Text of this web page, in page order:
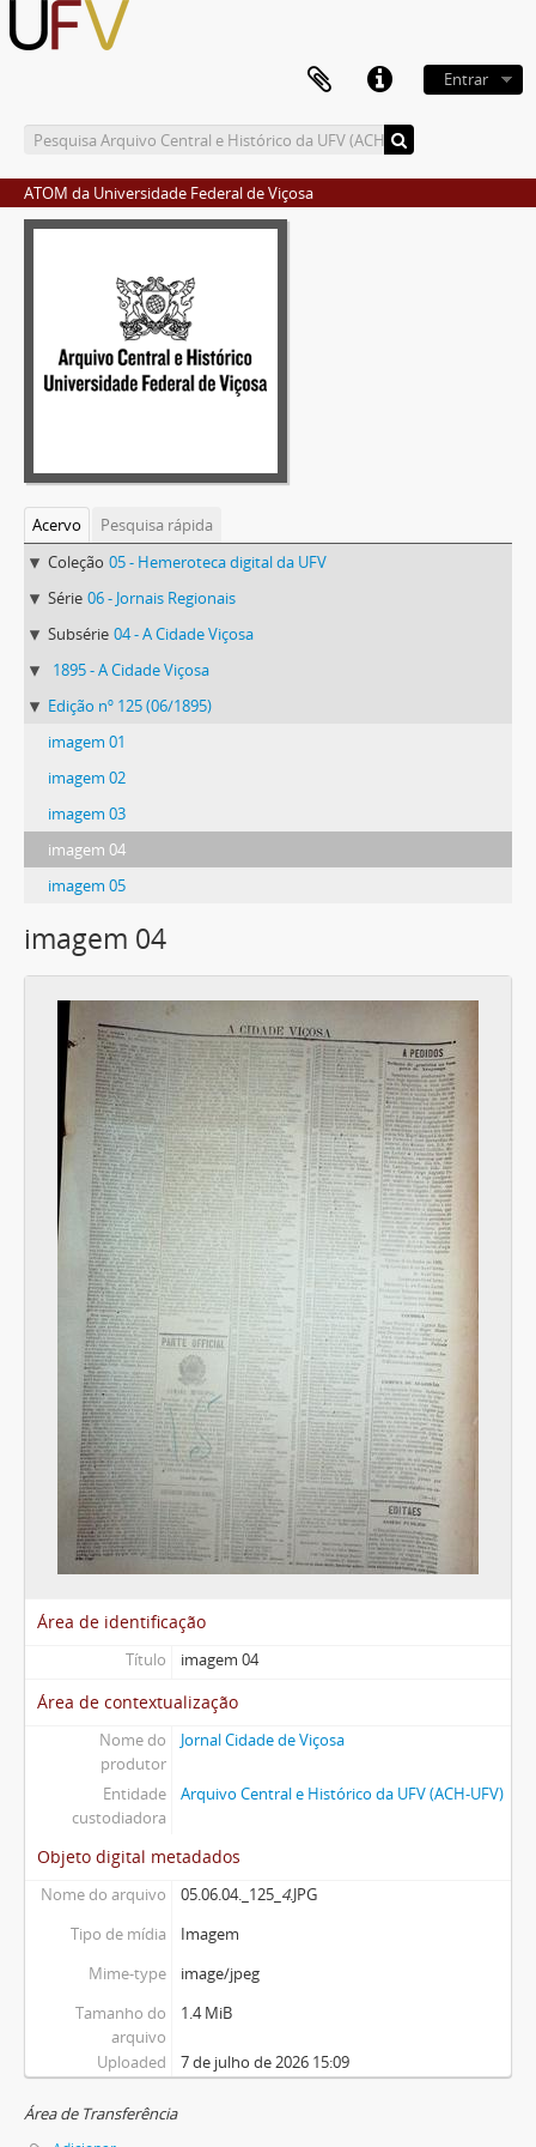
Entrar
ATOM da Universidade Federal de Viçosa
Acervo
Pesquisa rápida
Coleção 05 - Hemeroteca digital da UFV
Série 06 - Jornais Regionais
Subsérie 04 - A Cidade Viçosa
1895 - A Cidade Viçosa
Edição nº 125 (06/1895)
imagem 01
imagem 02
imagem 03
imagem 04
imagem 05
imagem 04
Área de identificação
Título imagem 04
Área de contextualização
Nome do
produtor
Jornal Cidade de Viçosa
Entidade
custodiadora
Arquivo Central e Histórico da UFV (ACH-UFV)
Objeto digital metadados
Nome do arquivo 05.06.04._125_ 4.JPG
Tipo de mídia
Imagem
Mime-type
image/jpeg
Tamanho do
arquivo
1.4 MiB
Uploaded 7 de julho de 2026 15:09
Área de Transferência